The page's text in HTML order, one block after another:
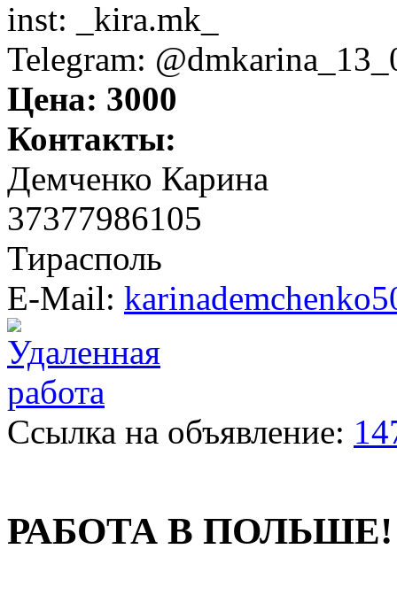
inst: _kira.mk_
Telegram:
Цена: 3000
Контакты:
Демченко Карина
37377986105
Тирасполь
E-Mail:
Ссылка на объявление:
РАБОТА В ПОЛЬШЕ!